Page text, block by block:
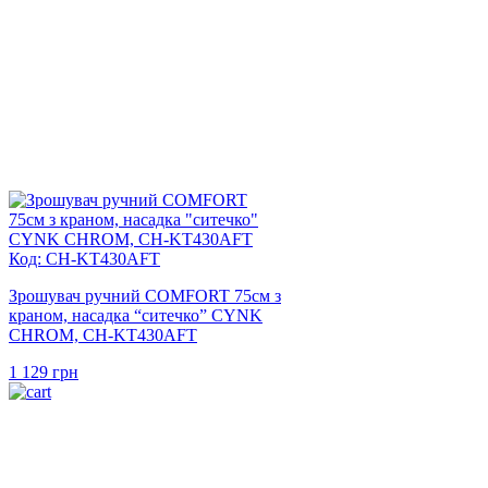
Код: CH-KT430AFT
Зрошувач ручний COMFORT 75см з
краном, насадка “ситечко” CYNK
CHROM, CH-KT430AFT
1 129 грн